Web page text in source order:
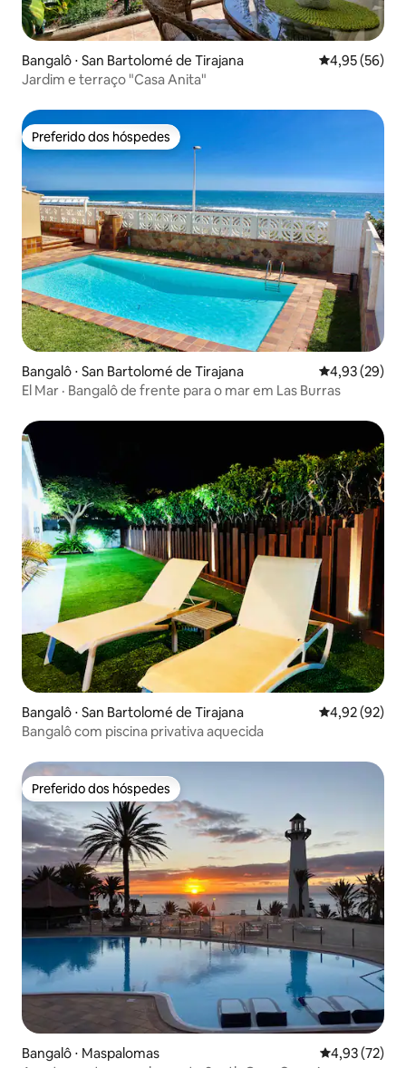
Bangalô ⋅ San Bartolomé de Tirajana 4,95 de uma
4,95 (56)
Jardim e terraço "Casa Anita"
Preferido dos hóspedes
Preferido dos hóspedes
Bangalô ⋅ San Bartolomé de Tirajana 4,93 de uma
4,93 (29)
El Mar · Bangalô de frente para o mar em Las Burras
Bangalô ⋅ San Bartolomé de Tirajana 4,92 de uma
4,92 (92)
Bangalô com piscina privativa aquecida
Preferido dos hóspedes
Preferido dos hóspedes
Bangalô ⋅ Maspalomas 4,93 de uma
4,93 (72)